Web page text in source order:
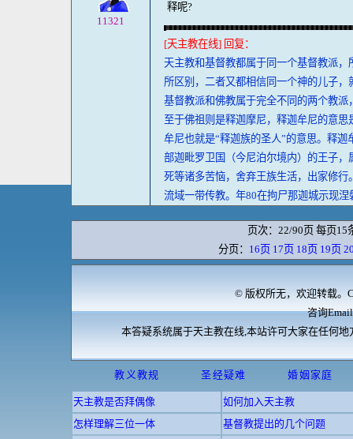
11321
释呢?
[天主教在线] 回复：
天主教和基督教都属于同一个基督教派
所区别，二者又都相信同一个神的儿子
基督教派和佛教属于完全不同的两个教派
至于佛祖则是释迦摩尼，释迦牟尼的意思
牟尼也就是“释迦族的圣人”的意思。释
部迦毗罗卫国（今尼泊尔境内）的王子
死等诸多苦恼，舍弃王族生活，出家修
流域一带传教。年80在拘尸那迦城示现涅
页次：22/90页 每页15
分页： 16页 17页 18页 19页
© 版权所无，欢迎转载。
咨询
本答疑系统属于天主教在线,本站许可大家在任何地
教义教规 圣经疑难 婚姻家庭
天主教是否拜偶像
如何加入天主教
怎样理解三位一体
基督教提出的几个问题